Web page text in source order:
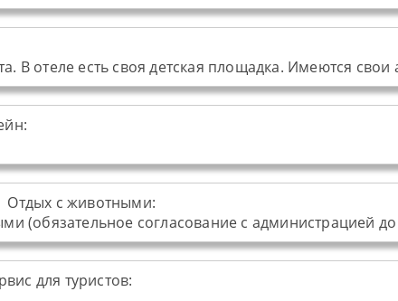
В отеле есть своя детская площадка. Имеются
Отдых с животными:
(обязательное согласование с администрацией до
для туристов: